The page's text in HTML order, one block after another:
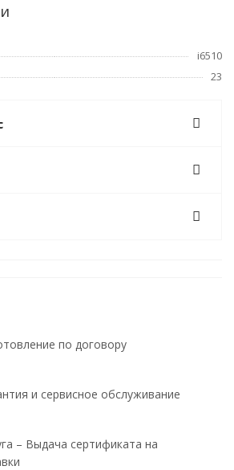
i6510
23
по договору
и сервисное обслуживание
– Выдача сертификата на